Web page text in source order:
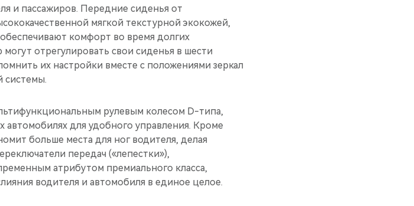
и пассажиров. Передние сиденья от
мягкой текстурной экокожей,
комфорт во время долгих
отрегулировать свои сиденья в шести
их настройки вместе с положениями зеркал
системы.
рулевым колесом D-типа,
для удобного управления. Кроме
больше места для ног водителя, делая
передач («лепестки»),
атрибутом премиального класса,
водителя и автомобиля в единое целое.